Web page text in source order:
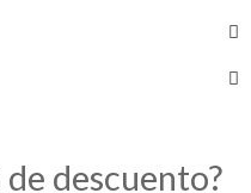
descuento?